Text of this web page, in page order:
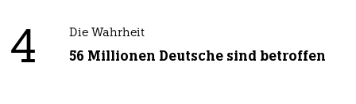
4 Die Wahrheit
56 Millionen Deutsche sind betroffen